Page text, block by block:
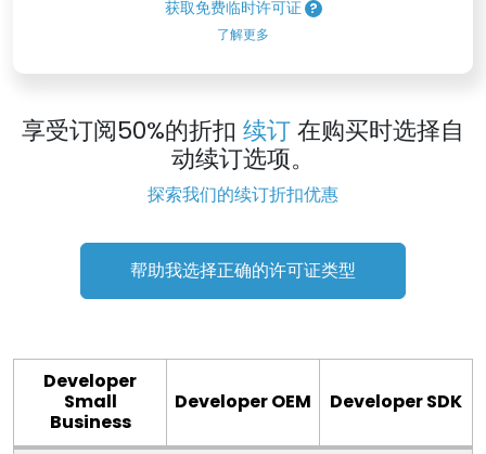
获取免费临时许可证
了解更多
享受订阅50%的折扣 续订在购买时选择自
动续订选项。
探索我们的续订折扣优惠
帮助我选择正确的许可证类型
Developer
Small
Business
Developer OEM Developer SDK